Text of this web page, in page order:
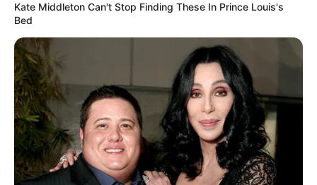
Kate Middleton Can't Stop Finding These In Prince Louis's
Bed